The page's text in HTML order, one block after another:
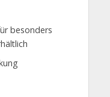
besonders